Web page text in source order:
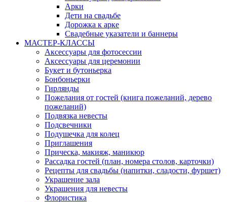
Арки
Дети на свадьбе
Дорожка к арке
Свадебные указатели и баннеры
МАСТЕР-КЛАССЫ
Аксессуары для фотосессии
Аксессуары для церемонии
Букет и бутоньерка
Бонбоньерки
Гирлянды
Пожелания от гостей (книга пожеланий, дерево
пожеланий)
Подвязка невесты
Подсвечники
Подушечка для колец
Приглашения
Прическа, макияж, маникюр
Рассадка гостей (план, номера столов, карточки)
Рецепты для свадьбы (напитки, сладости, фуршет)
Украшение зала
Украшения для невесты
Флористика